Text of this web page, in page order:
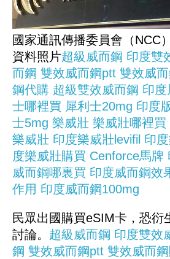
國家通訊傳播委員會（NCC
資料照片超級威而鋼 印度雙
而鋼 雙效威而鋼ptt 雙效威
鋼代購 超級雙效威而鋼 印度
士哪裡買 犀利士20mg 印度
士5mg 樂威壯 樂威壯哪裡買
樂威壯 印度樂威壯levifil 印
度樂威壯購買 Cenforce馬牌
威而鋼哪裏買 印度威而鋼效
作用 印度威而鋼100mg
民眾出國購買eSIM卡，恐衍
討論。 超級威而鋼 印度雙效
鋼 雙效威而鋼ptt 雙效威而